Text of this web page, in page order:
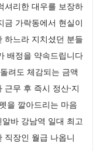
셔리한 대우를 보장하
금 가락동에서 현실이
하느라 지치셨던 분들
배정을 약속드립니다
려도 체감되는 금액
무 후 즉시 정산·지
을 깔아드리는 마음
바 강남역 일대 최고
직장인 월급 나옵니